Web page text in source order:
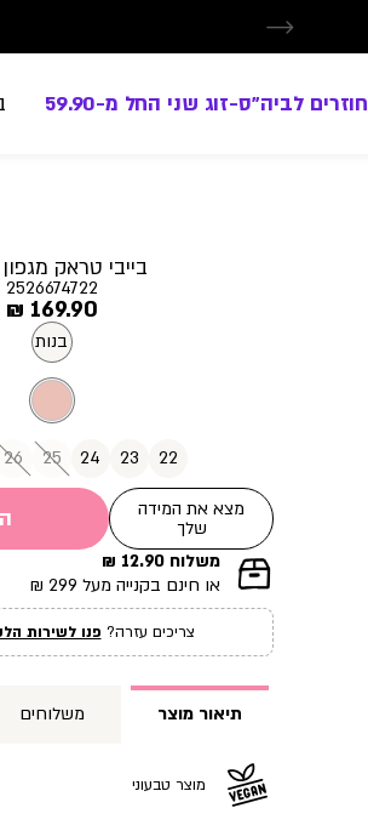
חוזרים לביה"ס-זוג שני החל מ-59.90
בייבי טראק מגפון
2526674722
מחיר
מוצר
169.90 ₪
בנות
22
23
24
25
26
מצא את המידה
שלך
|
תומך
מכירה
עמוד
מוצר
משלוח 12.90 ₪
או חינם בקנייה מעל 299 ₪
צריכים עזרה? פנו לשירות
תיאור מוצר משלוחים
מוצר טבעוני